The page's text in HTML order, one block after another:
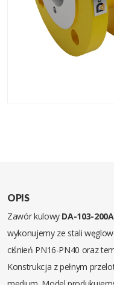
OPIS
Zawór kulowy DA-103-200A
wykonujemy ze stali
ciśnień PN16-PN40 oraz
Konstrukcja z pełnym